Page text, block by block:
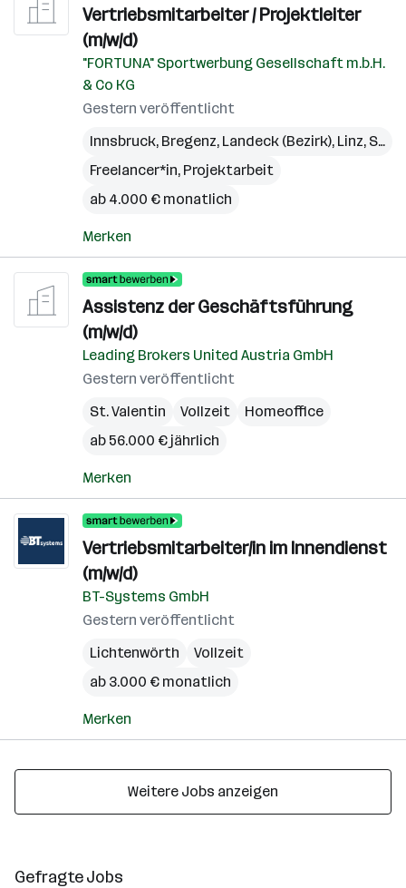
Vertriebsmitarbeiter / Projektleiter
(m/w/d)
"FORTUNA" Sportwerbung Gesellschaft m.b.H.
& Co KG
Gestern veröffentlicht
Innsbruck, Bregenz, Landeck (Bezirk), Linz, St. Pölten
Freelancer*in, Projektarbeit
ab 4.000 € monatlich
Merken
Assistenz der Geschäftsführung
(m/w/d)
Leading Brokers United Austria GmbH
Gestern veröffentlicht
St. Valentin
Vollzeit
Homeoffice
ab 56.000 € jährlich
Merken
Vertriebsmitarbeiter/in im Innendienst
(m/w/d)
BT-Systems GmbH
Gestern veröffentlicht
Lichtenwörth
Vollzeit
ab 3.000 € monatlich
Merken
Weitere Jobs anzeigen
Gefragte Jobs